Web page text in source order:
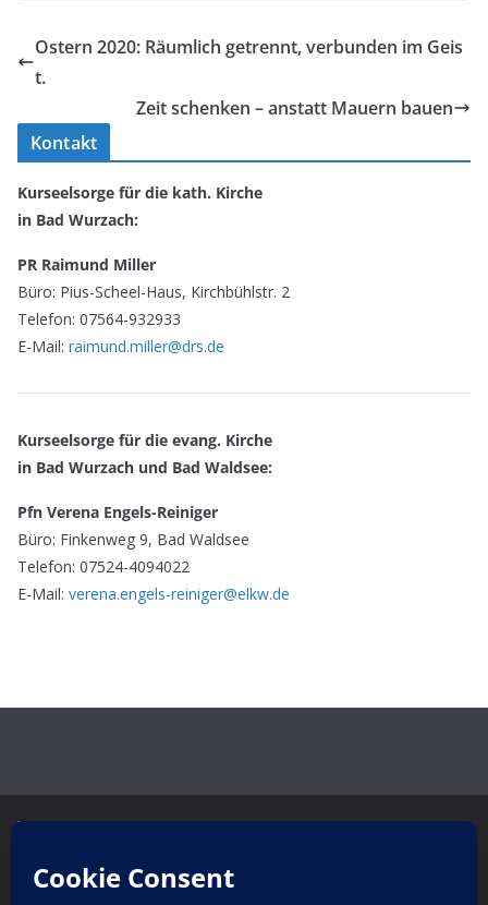
Ostern 2020: Räumlich getrennt, verbunden im Geis
t.
Zeit schenken – anstatt Mauern bauen
Kontakt
Kurseelsorge für die kath. Kirche
in Bad Wurzach:
PR Raimund Miller
Büro: Pius-Scheel-Haus, Kirchbühlstr. 2
Telefon: 07564-932933
E-Mail: raimund.miller@drs.de
Kurseelsorge für die evang. Kirche
in Bad Wurzach und Bad Waldsee:
Pfn Verena Engels-Reiniger
Büro: Finkenweg 9, Bad Waldsee
Telefon: 07524-4094022
E-Mail: verena.engels-reiniger@elkw.de
ht ©